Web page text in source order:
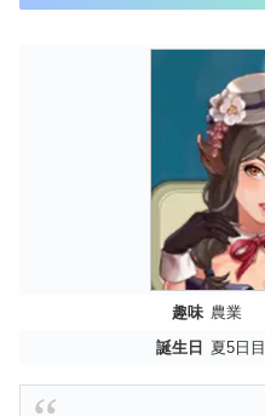
趣味 農業
誕生日 夏5日目